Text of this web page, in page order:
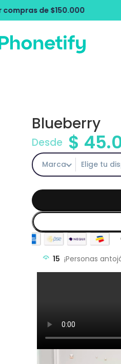
Envío
Blueberry
Desde $
Marca Elige tu
15 ¡Personas